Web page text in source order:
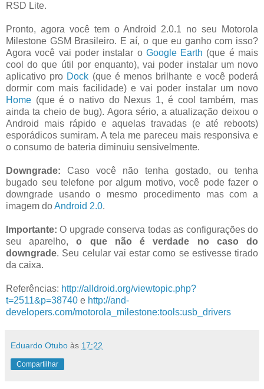
RSD Lite.
Pronto, agora você tem o Android 2.0.1 no seu Motorola
Milestone GSM Brasileiro. E aí, o que eu ganho com isso?
Agora você vai poder instalar o Google Earth (que é mais
cool do que útil por enquanto), vai poder instalar um novo
aplicativo pro Dock (que é menos brilhante e você poderá
dormir com mais facilidade) e vai poder instalar um novo
Home (que é o nativo do Nexus 1, é cool também, mas
ainda ta cheio de bug). Agora sério, a atualização deixou o
Android mais rápido e aquelas travadas (e até reboots)
esporádicos sumiram. A tela me pareceu mais responsiva e
o consumo de bateria diminuiu sensivelmente.
Downgrade: Caso você não tenha gostado, ou tenha
bugado seu telefone por algum motivo, você pode fazer o
downgrade usando o mesmo procedimento mas com a
imagem doAndroid 2.0.
Importante: O upgrade conserva todas as configurações do
seu aparelho,o que não é verdade no caso do
downgrade. Seu celular vai estar como se estivesse tirado
da caixa.
Referências: http://alldroid.org/viewtopic.php?
t=2511&p=38740 e http://and-
developers.com/motorola_milestone:tools:usb_drivers
Eduardo Otubo às 17:22
Compartilhar